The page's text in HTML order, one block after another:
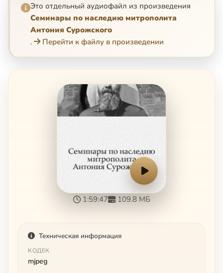
Это отдельный аудиофайл из произведения
Семинары по наследию митрополита
Антония Сурожского
.
Перейти к файлу в произведении
1:59:47 109.8 МБ
Техническая информация
КОДЕК
mjpeg